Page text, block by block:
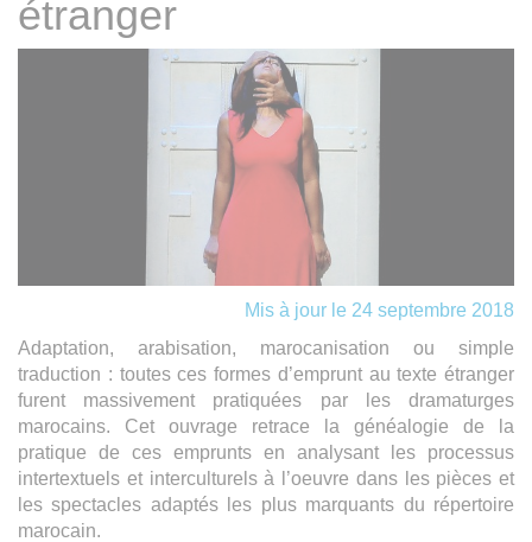
étranger
Mis à jour le 24 septembre 2018
Adaptation, arabisation, marocanisation ou simple
traduction : toutes ces formes d’emprunt au texte étranger
furent massivement pratiquées par les dramaturges
marocains. Cet ouvrage retrace la généalogie de la
pratique de ces emprunts en analysant les processus
intertextuels et interculturels à l’oeuvre dans les pièces et
les spectacles adaptés les plus marquants du répertoire
marocain.